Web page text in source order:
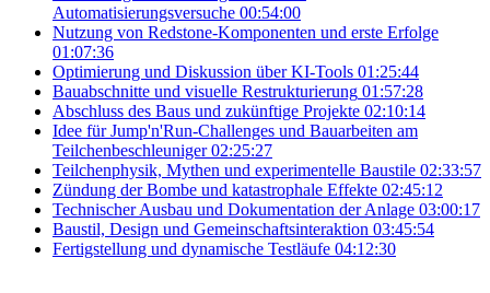
Automatisierungsversuche 00:54:00
Nutzung von Redstone-Komponenten und erste Erfolge
01:07:36
Optimierung und Diskussion über KI-Tools 01:25:44
Bauabschnitte und visuelle Restrukturierung 01:57:28
Abschluss des Baus und zukünftige Projekte 02:10:14
Idee für Jump'n'Run-Challenges und Bauarbeiten am
Teilchenbeschleuniger 02:25:27
Teilchenphysik, Mythen und experimentelle Baustile 02:33:57
Zündung der Bombe und katastrophale Effekte 02:45:12
Technischer Ausbau und Dokumentation der Anlage 03:00:17
Baustil, Design und Gemeinschaftsinteraktion 03:45:54
Fertigstellung und dynamische Testläufe 04:12:30